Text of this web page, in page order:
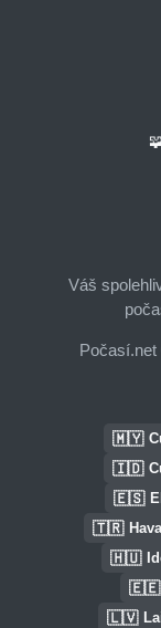
Váš
🇲🇾
🇮🇩
🇪🇸
🇹🇷
🇭🇺
🇪🇪
🇱🇻